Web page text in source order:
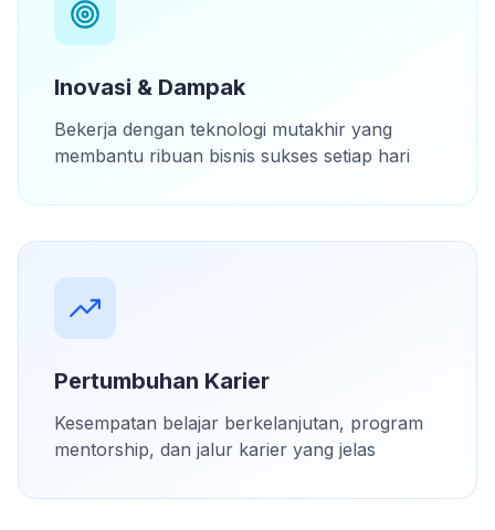
Inovasi & Dampak
Bekerja dengan teknologi mutakhir yang
membantu ribuan bisnis sukses setiap hari
Pertumbuhan Karier
Kesempatan belajar berkelanjutan, program
mentorship, dan jalur karier yang jelas